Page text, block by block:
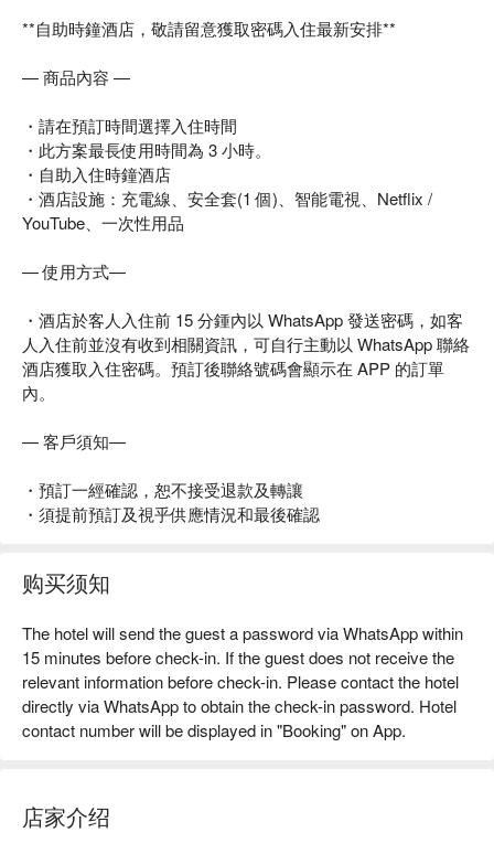
**自助時鐘酒店，敬請留意獲取密碼入住最新安排**
— 商品內容 —
・請在預訂時間選擇入住時間
・此方案最長使用時間為 3 小時。
・自助入住時鐘酒店
・酒店設施：充電線、安全套(1 個)、智能電視、Netflix /
YouTube、一次性用品
— 使用方式—
・酒店於客人入住前 15 分鍾內以 WhatsApp 發送密碼，如客
人入住前並沒有收到相關資訊，可自行主動以 WhatsApp 聯絡
酒店獲取入住密碼。預訂後聯絡號碼會顯示在 APP 的訂單
內。
— 客戶須知—
・預訂一經確認，恕不接受退款及轉讓
・須提前預訂及視乎供應情況和最後確認
购买须知
The hotel will send the guest a password via WhatsApp within
15 minutes before check-in. If the guest does not receive the
relevant information before check-in. Please contact the hotel
directly via WhatsApp to obtain the check-in password. Hotel
contact number will be displayed in "Booking" on App.
店家介绍